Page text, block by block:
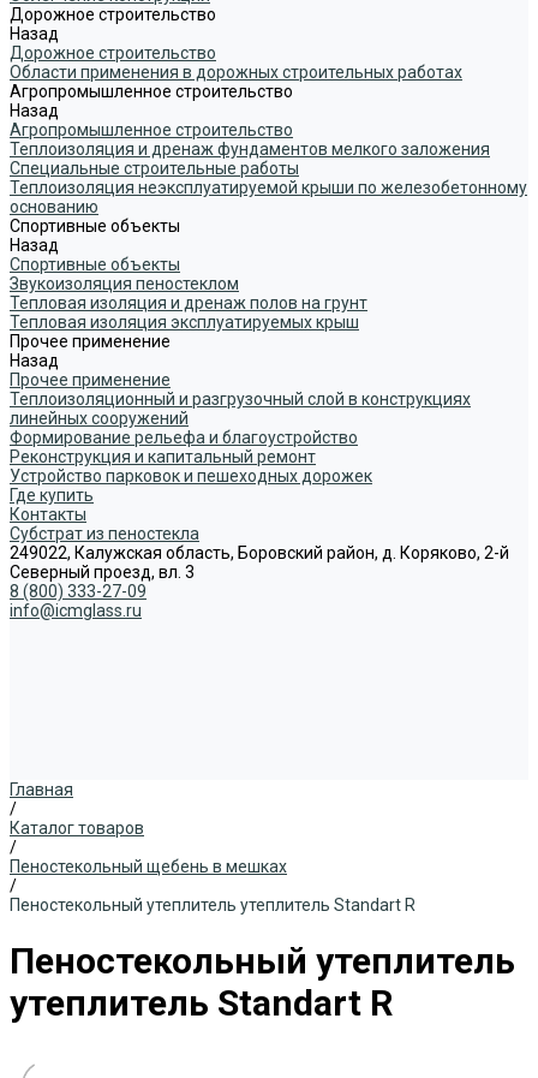
Дорожное строительство
Назад
Дорожное строительство
Области применения в дорожных строительных работах
Агропромышленное строительство
Назад
Агропромышленное строительство
Теплоизоляция и дренаж фундаментов мелкого заложения
Специальные строительные работы
Теплоизоляция неэксплуатируемой крыши по железобетонному
основанию
Спортивные объекты
Назад
Спортивные объекты
Звукоизоляция пеностеклом
Тепловая изоляция и дренаж полов на грунт
Тепловая изоляция эксплуатируемых крыш
Прочее применение
Назад
Прочее применение
Теплоизоляционный и разгрузочный слой в конструкциях
линейных сооружений
Формирование рельефа и благоустройство
Реконструкция и капитальный ремонт
Устройство парковок и пешеходных дорожек
Где купить
Контакты
Субстрат из пеностекла
249022, Калужская область, Боровский район, д. Коряково, 2-й
Северный проезд, вл. 3
8 (800) 333-27-09
info@icmglass.ru
Главная
/
Каталог товаров
/
Пеностекольный щебень в мешках
/
Пеностекольный утеплитель утеплитель Standart R
Пеностекольный утеплитель
утеплитель Standart R